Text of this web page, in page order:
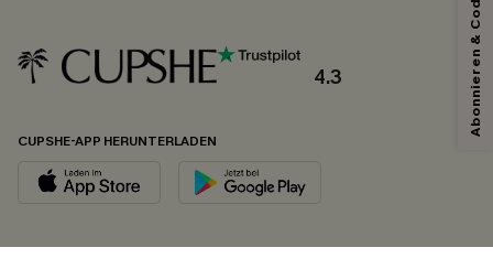
4.3
CUPSHE-APP HERUNTERLADEN